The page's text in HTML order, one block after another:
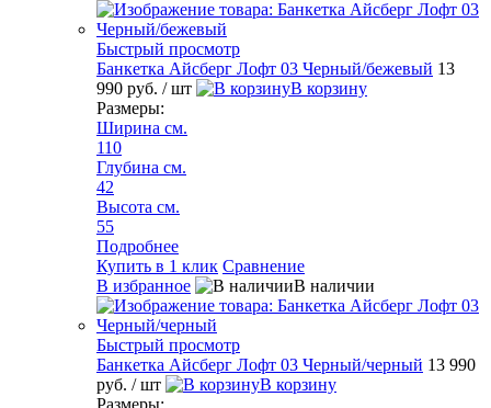
Быстрый просмотр
Банкетка Айсберг Лофт 03 Черный/бежевый 13
990 руб. / шт
В корзину
Размеры:
Ширина см.
110
Глубина см.
42
Высота см.
55
Подробнее
Купить в 1 клик Сравнение
В избранное
В наличии
Быстрый просмотр
Банкетка Айсберг Лофт 03 Черный/черный 13 990
руб. / шт
В корзину
Размеры: